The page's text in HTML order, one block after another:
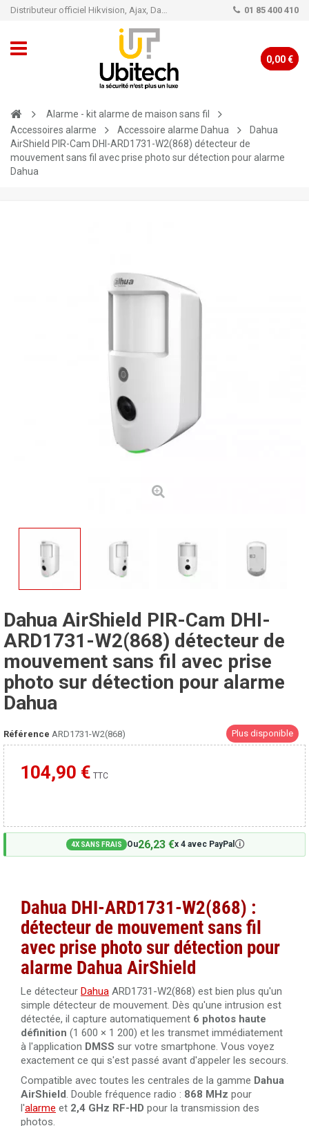
Distributeur officiel Hikvision, Ajax, Dahua, TP-Link - Caméra de vidéo surveillance - Alarme 01 85 400 410
0,00 €
Alarme - kit alarme de maison sans fil
Accessoires alarme
Accessoire alarme Dahua
Dahua
AirShield PIR-Cam DHI-ARD1731-W2(868) détecteur de
mouvement sans fil avec prise photo sur détection pour alarme
Dahua
Dahua AirShield PIR-Cam DHI-
ARD1731-W2(868) détecteur de
mouvement sans fil avec prise
photo sur détection pour alarme
Dahua
Référence ARD1731-W2(868) Plus disponible
104,90 € TTC
Moins cher ailleurs ?
4X SANS FRAIS Ou26,23 €x 4 avec PayPal 🛈
Dahua DHI-ARD1731-W2(868) :
détecteur de mouvement sans fil
avec prise photo sur détection pour
alarme Dahua AirShield
Le détecteur Dahua ARD1731-W2(868) est bien plus qu'un
simple détecteur de mouvement. Dès qu'une intrusion est
détectée, il capture automatiquement 6 photos haute
définition (1 600 × 1 200) et les transmet immédiatement
à l'application DMSS sur votre smartphone. Vous voyez
exactement ce qui s'est passé avant d'appeler les secours.
Compatible avec toutes les centrales de la gamme Dahua
AirShield. Double fréquence radio : 868 MHz pour
l'alarme et 2,4 GHz RF-HD pour la transmission des
photos.